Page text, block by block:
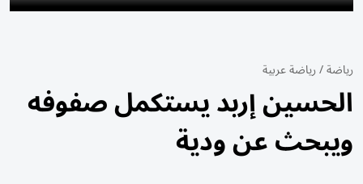
رياضة/رياضة عربية
الحسين إربد يستكمل صفوفه
ويبحث عن ودية